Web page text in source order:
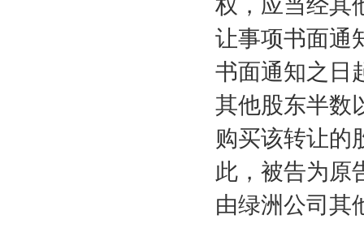
权，应当经其
让事项书面通
书面通知之日
其他股东半数
购买该转让的
此，被告为原
由绿洲公司其